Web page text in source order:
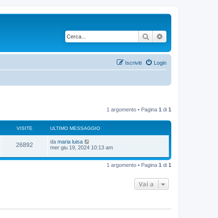
Cerca
Login
Iscriviti
1 argomento • Pagina 1 di 1
VISITE ULTIMO MESSAGGIO
26892V
i
e
U
l
i
g
da maria luisa
mer giu 19, 2024 10:13 am
1 argomento • Pagina 1 di 1
Vai a